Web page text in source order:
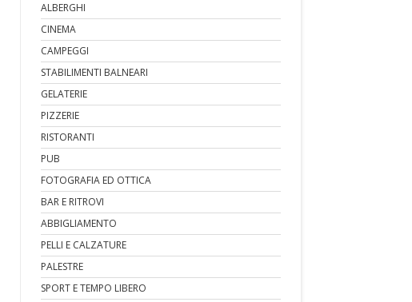
ALBERGHI
CINEMA
CAMPEGGI
STABILIMENTI BALNEARI
GELATERIE
PIZZERIE
RISTORANTI
PUB
FOTOGRAFIA ED OTTICA
BAR E RITROVI
ABBIGLIAMENTO
PELLI E CALZATURE
PALESTRE
SPORT E TEMPO LIBERO